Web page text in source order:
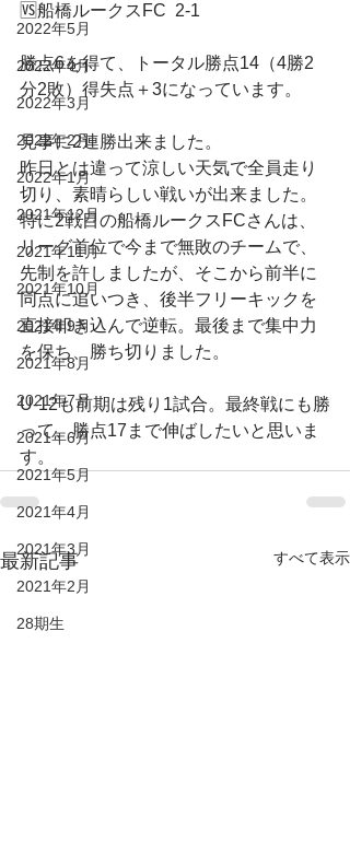
2022年5月
2022年4月
2022年3月
2022年2月
2022年1月
2021年12月
2021年11月
2021年10月
2021年9月
2021年8月
2021年7月
2021年6月
2021年5月
2021年4月
2021年3月
2021年2月
28期生
🆚船橋ルークスFC  2-1
勝点6を得て、トータル勝点14（4勝2
分2敗）得失点＋3になっています。
見事に2連勝出来ました。
昨日とは違って涼しい天気で全員走り
切り、素晴らしい戦いが出来ました。
特に2戦目の船橋ルークスFCさんは、
リーグ首位で今まで無敗のチームで、
先制を許しましたが、そこから前半に
同点に追いつき、後半フリーキックを
直接叩き込んで逆転。最後まで集中力
を保ち、勝ち切りました。
U-12も前期は残り1試合。最終戦にも勝
って、勝点17まで伸ばしたいと思いま
す。
最新記事 すべて表示